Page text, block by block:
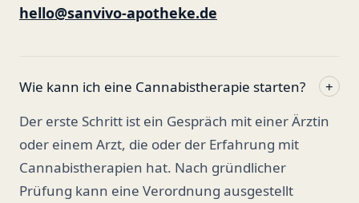
hello@sanvivo-apotheke.de
Wie kann ich eine Cannabistherapie starten?
+
Der erste Schritt ist ein Gespräch mit einer Ärztin
oder einem Arzt, die oder der Erfahrung mit
Cannabistherapien hat. Nach gründlicher
Prüfung kann eine Verordnung ausgestellt